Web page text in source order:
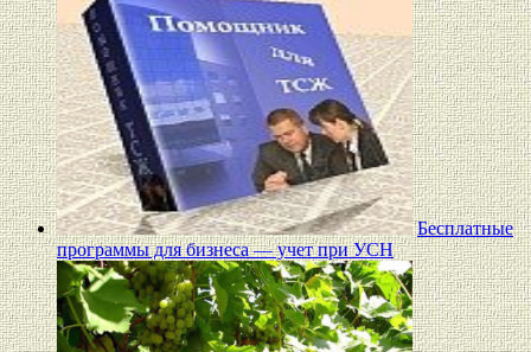
Бесплатные
программы для бизнеса — учет при УСН